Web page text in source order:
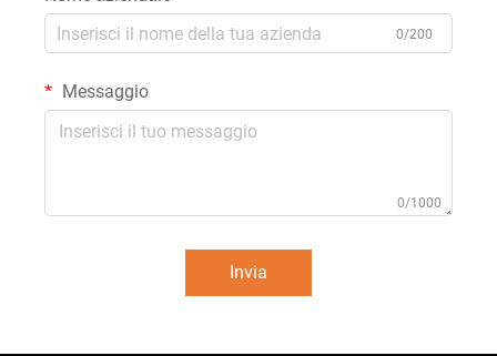
0/200
Messaggio
0/1000
Invia